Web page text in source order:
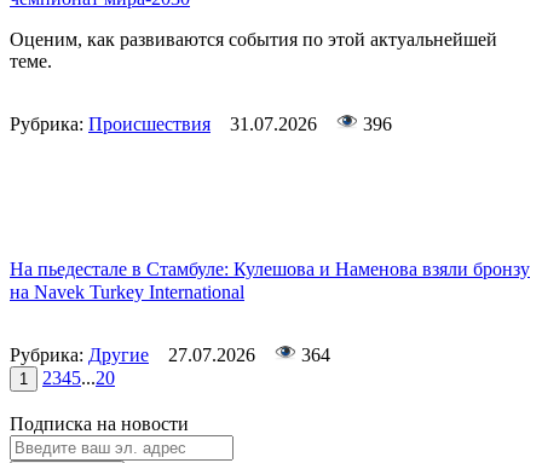
Оценим, как развиваются события по этой актуальнейшей
теме.
Рубрика: Происшествия 31.07.2026 396
На пьедестале в Стамбуле: Кулешова и Наменова взяли бронзу
на Navek Turkey International
Рубрика: Другие 27.07.2026 364
1 2345...20
Подписка на новости